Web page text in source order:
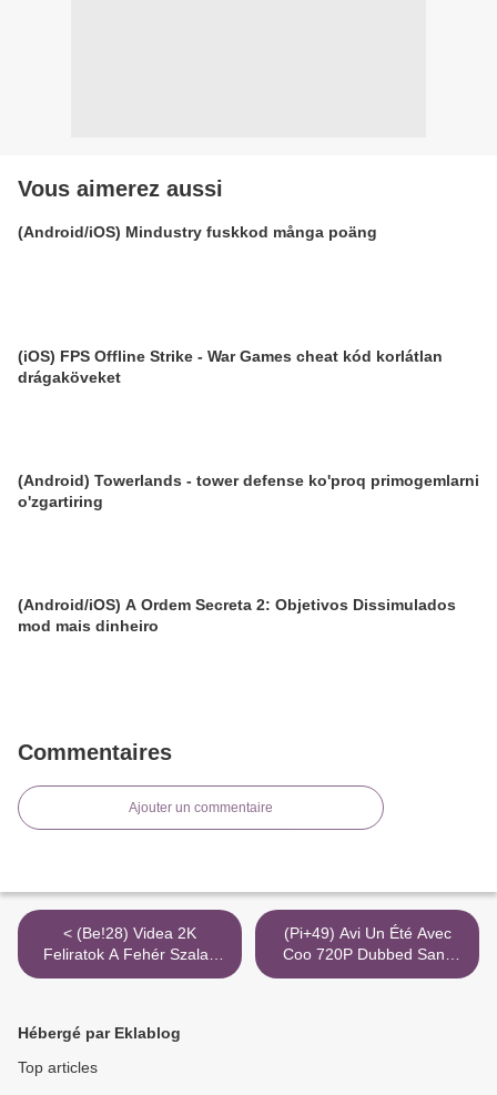
Vous aimerez aussi
(Android/iOS) Mindustry fuskkod många poäng
(iOS) FPS Offline Strike - War Games cheat kód korlátlan
drágaköveket
(Android) Towerlands - tower defense ko'proq primogemlarni
o'zgartiring
(Android/iOS) A Ordem Secreta 2: Objetivos Dissimulados
mod mais dinheiro
Commentaires
Ajouter un commentaire
< (Be!28) Videa 2K
Feliratok A Fehér Szalag
Mkv
(Pi+49) Avi Un Été Avec
Coo 720P Dubbed Sans
Inscription Torrent Magnet
Hébergé par Eklablog
Top articles